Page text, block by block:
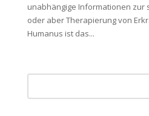
unabhängige Informationen zur
oder aber Therapierung von
Humanus ist das...